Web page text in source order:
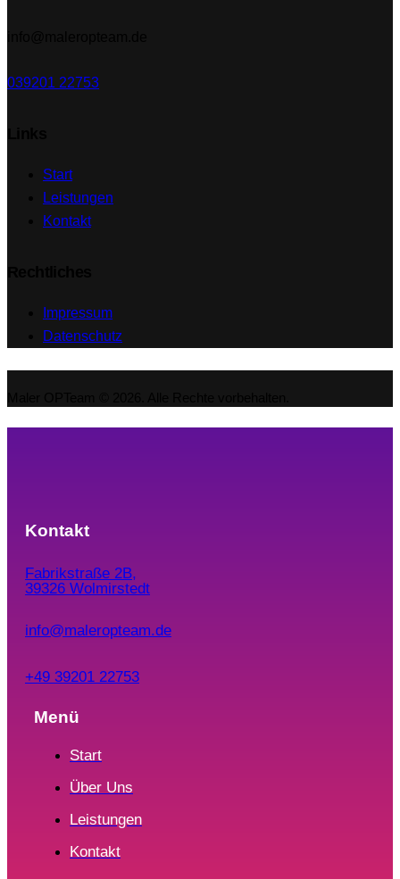
039201 22753
Start
Leistungen
Kontakt
Impressum
Datenschutz
Kontakt
Fabrikstraße 2B,
39326 Wolmirstedt
info@maleropteam.de
+49 39201 22753
Menü
Start
Über Uns
Leistungen
Kontakt